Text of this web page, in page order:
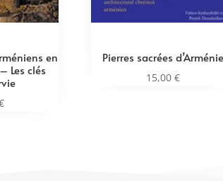
en
Les clés
Pierres sacrées d’Arménie
15,00 €